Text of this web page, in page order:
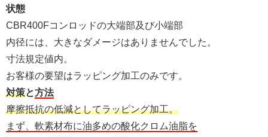
状態
CBR400Fコンロッドの大端部及び小端部
内径には、大きなダメージはありませんでした。
寸法規定値内。
お客様の要望はラッピング加工のみです。
対策と方法
摩擦抵抗の低減としてラッピング加工。
まず、軟素材布に油多めの酸化クロム油脂を